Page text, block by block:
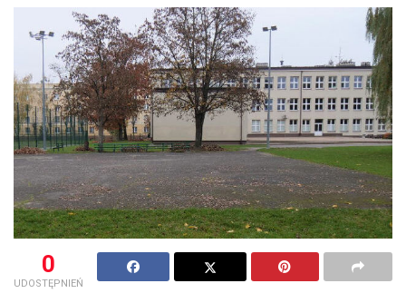
0
UDOSTĘPNIEŃ